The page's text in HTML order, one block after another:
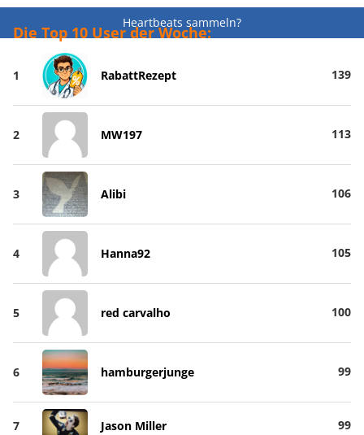
Heartbeats sammeln?
Die Top 10 User der Woche:
1 RabattRezept 139
2 MW197 113
3 Alibi 106
4 Hanna92 105
5 red carvalho 100
6 hamburgerjunge 99
7 Jason Miller 99